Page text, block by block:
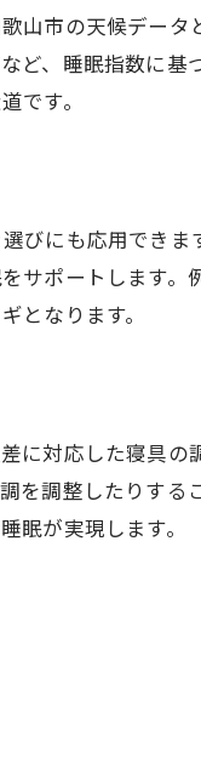
ント
選び
す方法
係性
の工夫
クポイント
すめ
る効果
び
山市の天候デー
ど、睡眠指数に基
です。
びにも応用でき
ポートします。
となります。
に対応した寝具の
を調整したりす
眠が実現します。